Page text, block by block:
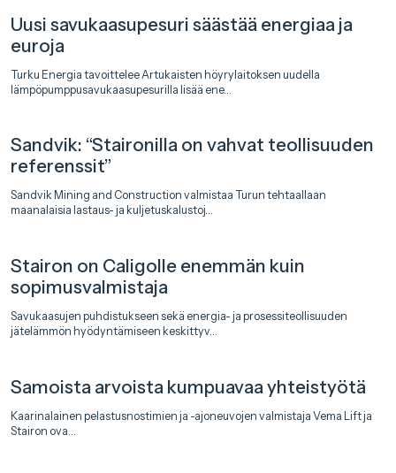
Uusi savukaasupesuri säästää energiaa ja
euroja
Turku Energia tavoittelee Artukaisten höyrylaitoksen uudella
lämpöpumppusavukaasupesurilla lisää ene...
Sandvik: “Staironilla on vahvat teollisuuden
referenssit”
Sandvik Mining and Construction valmistaa Turun tehtaallaan
maanalaisia lastaus- ja kuljetuskalustoj...
Stairon on Caligolle enemmän kuin
sopimusvalmistaja
Savukaasujen puhdistukseen sekä energia- ja prosessiteollisuuden
jätelämmön hyödyntämiseen keskittyv...
Samoista arvoista kumpuavaa yhteistyötä
Kaarinalainen pelastusnostimien ja -ajoneuvojen valmistaja Vema Lift ja
Stairon ova...